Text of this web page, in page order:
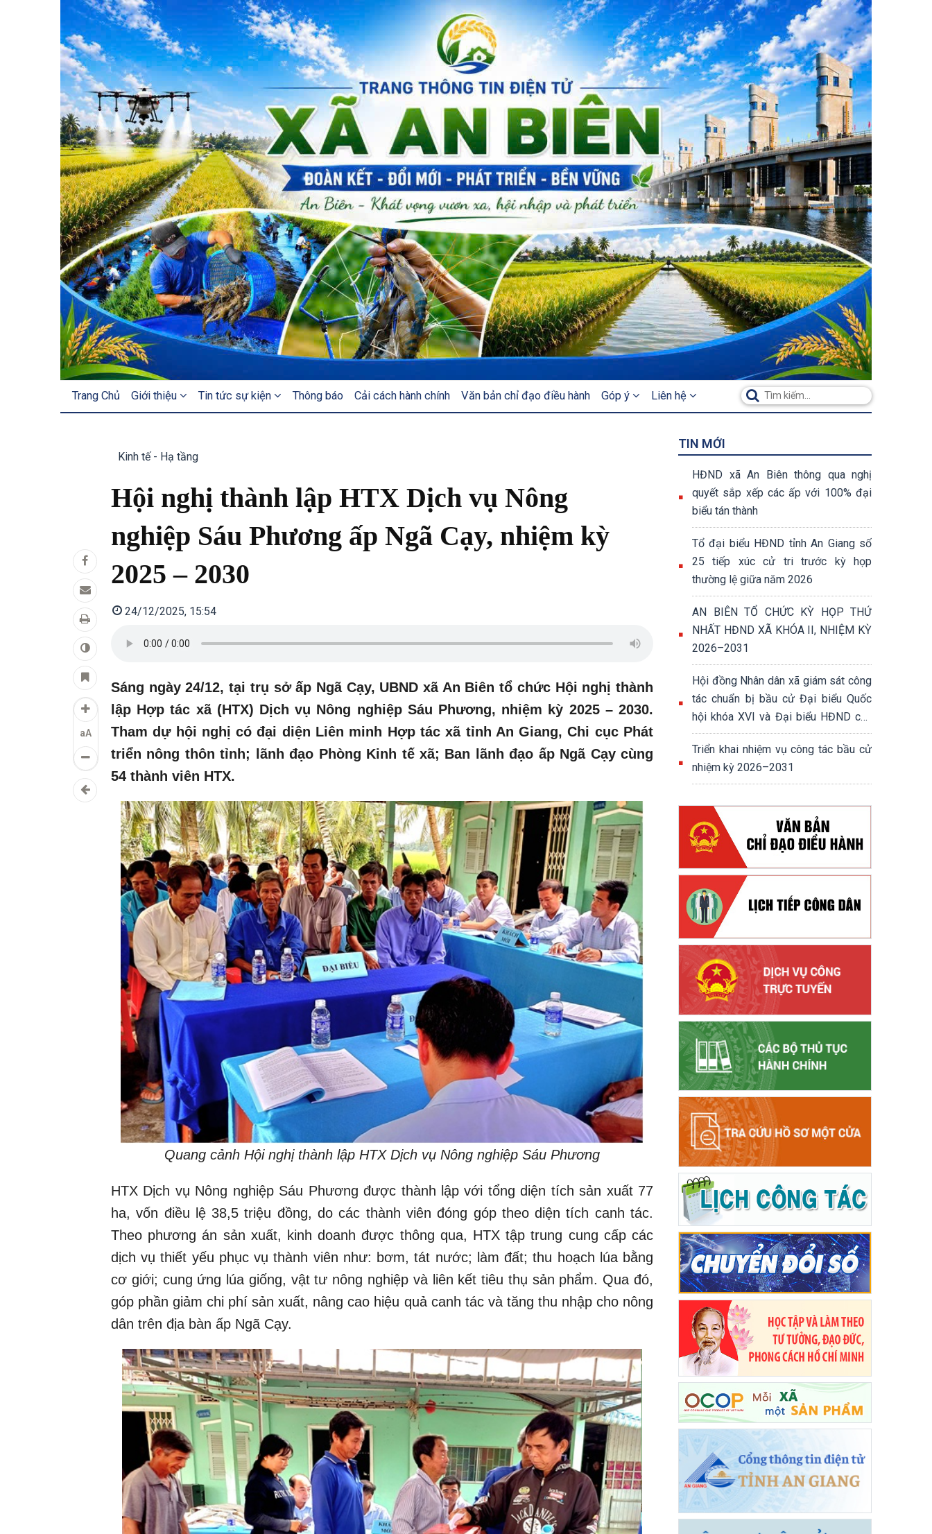
NAVIGATION
Trang Chủ Giới thiệu Tin tức sự kiện Thông báo Cải cách hành chính Văn bản chỉ đạo điều hành Góp ý Liên hệ
aA
Kinh tế - Hạ tầng
Hội nghị thành lập HTX Dịch vụ Nông
nghiệp Sáu Phương ấp Ngã Cạy, nhiệm kỳ
2025 – 2030
24/12/2025, 15:54
Sáng ngày 24/12, tại trụ sở ấp Ngã Cạy, UBND xã An Biên tổ chức Hội nghị thành
lập Hợp tác xã (HTX) Dịch vụ Nông nghiệp Sáu Phương, nhiệm kỳ 2025 – 2030.
Tham dự hội nghị có đại diện Liên minh Hợp tác xã tỉnh An Giang, Chi cục Phát
triển nông thôn tỉnh; lãnh đạo Phòng Kinh tế xã; Ban lãnh đạo ấp Ngã Cạy cùng
54 thành viên HTX.
Quang cảnh Hội nghị thành lập HTX Dịch vụ Nông nghiệp Sáu Phương
HTX Dịch vụ Nông nghiệp Sáu Phương được thành lập với tổng diện tích sản xuất 77
ha, vốn điều lệ 38,5 triệu đồng, do các thành viên đóng góp theo diện tích canh tác.
Theo phương án sản xuất, kinh doanh được thông qua, HTX tập trung cung cấp các
dịch vụ thiết yếu phục vụ thành viên như: bơm, tát nước; làm đất; thu hoạch lúa bằng
cơ giới; cung ứng lúa giống, vật tư nông nghiệp và liên kết tiêu thụ sản phẩm. Qua đó,
góp phần giảm chi phí sản xuất, nâng cao hiệu quả canh tác và tăng thu nhập cho nông
dân trên địa bàn ấp Ngã Cạy.
TIN MỚI
HĐND xã An Biên thông qua nghị
quyết sắp xếp các ấp với 100% đại
biểu tán thành
Tổ đại biểu HĐND tỉnh An Giang số
25 tiếp xúc cử tri trước kỳ họp
thường lệ giữa năm 2026
AN BIÊN TỔ CHỨC KỲ HỌP THỨ
NHẤT HĐND XÃ KHÓA II, NHIỆM KỲ
2026–2031
Hội đồng Nhân dân xã giám sát công
tác chuẩn bị bầu cử Đại biểu Quốc
hội khóa XVI và Đại biểu HĐND các
cấp nhiệm kỳ 2026-2031
Triển khai nhiệm vụ công tác bầu cử
nhiệm kỳ 2026–2031